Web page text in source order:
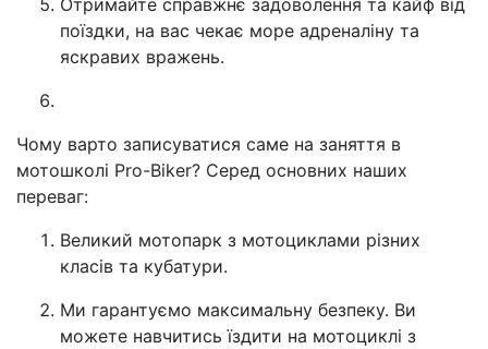
Отримайте справжнє задоволення та кайф від
поїздки, на вас чекає море адреналіну та
яскравих вражень.
Чому варто записуватися саме на заняття в
мотошколі Pro-Biker? Серед основних наших
переваг:
Великий мотопарк з мотоциклами різних
класів та кубатури.
Ми гарантуємо максимальну безпеку. Ви
можете навчитись їздити на мотоциклі з